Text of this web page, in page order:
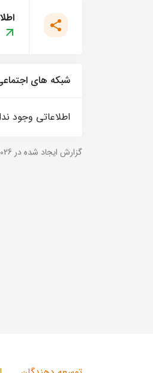
شبکه های
اطلاعاتی وجود
گزارش ایجاد شده در 2026-08-06 ساعت 22:45:31 (UTC +03:30).